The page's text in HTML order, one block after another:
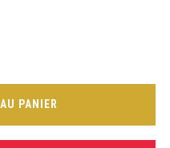
COMPACTE
700 / 800
PANIER